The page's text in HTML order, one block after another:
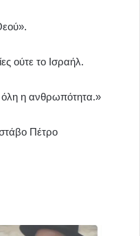
ούτε το Ισραήλ.
όλη η ανθρωπότητα.»
Πέτρο